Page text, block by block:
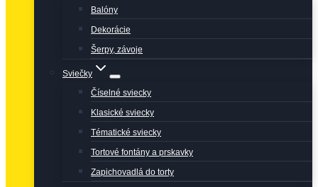
Balóny
Dekorácie
Šerpy, závoje
Sviečky
Číselné sviecky
Klasické sviecky
Tématické sviecky
Tortové fontány a prskavky
Zapichovadlá do torty